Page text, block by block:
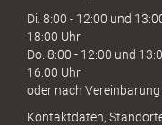
Di. 8:00 - 12:00 und
18:00 Uhr
Do. 8:00 - 12:00 und
16:00 Uhr
oder nach Vereinbarung
Kontaktdaten,